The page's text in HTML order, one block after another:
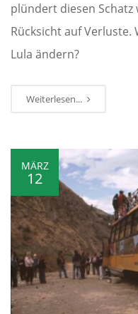
plündert diesen
Rücksicht auf
Lula ändern?
Weiterlesen...
MÄRZ
12